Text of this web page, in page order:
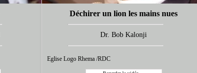
Déchirer un lion les mains nues
Dr. Bob Kalonji
Eglise Logo Rhema /RDC